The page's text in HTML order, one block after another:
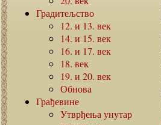
Градитељство
12. и 13. век
14. и 15. век
16. и 17. век
18. век
19. и 20. век
Обнова
Грађевине
Утврђења унутар